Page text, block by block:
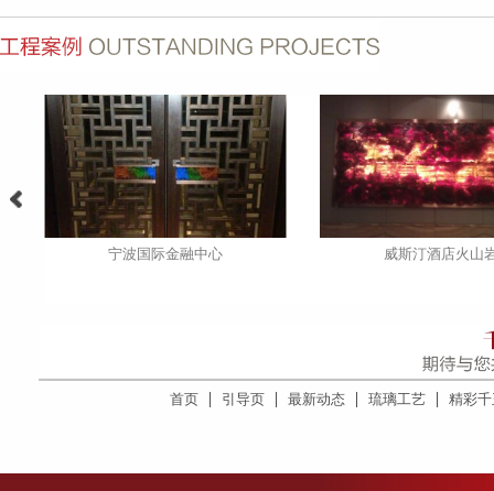
宁波国际金融中心 威斯汀酒店火山
首页 引导页 最新动态 琉璃工艺 精彩千